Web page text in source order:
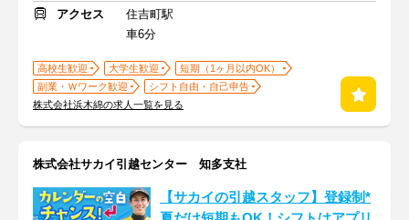
アクセス
住吉町駅
車6分
高校生歓迎 大学生歓迎
短期（1ヶ月以内OK）
副業・Ｗワーク歓迎
シフト自由・自己申告
株式会社浜木綿の求人一覧を見る
株式会社サカイ引越センター 知多支社
【サカイの引越スタッフ】登録制*